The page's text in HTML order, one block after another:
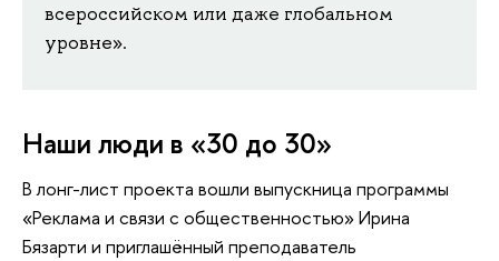
всероссийском или даже глобальном
уровне».
Наши люди в «30 до 30»
В лонг-лист проекта вошли выпускница программы
«Реклама и связи с общественностью» Ирина
Бязарти и приглашённый преподаватель